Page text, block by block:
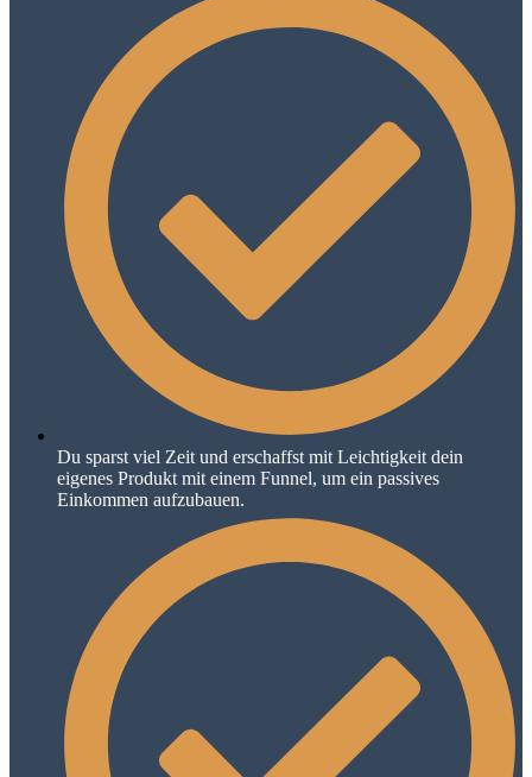
Du sparst viel Zeit und erschaffst mit Leichtigkeit dein
eigenes Produkt mit einem Funnel, um ein passives
Einkommen aufzubauen.